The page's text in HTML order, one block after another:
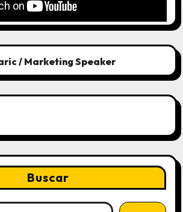
/ Marketing Speaker
Buscar